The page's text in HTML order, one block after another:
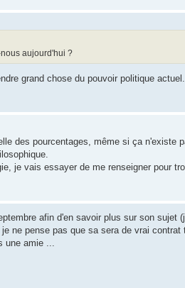
aujourd'hui ?
grand chose du pouvoir politique
des pourcentages, même si ça n'existe
je vais essayer de me renseigner pour
afin d'en savoir plus sur son sujet
ne pense pas que sa sera de vrai
une amie ...